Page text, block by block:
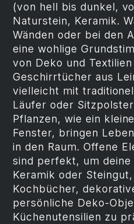
(von hell bis dunkel,
Naturstein, Keramik.
Wänden oder bei den
eine wohlige
von Deko und
Geschirrtücher aus
vielleicht mit
Läufer oder
Pflanzen, wie ein
Fenster, bringen
in den Raum. Offene
sind perfekt, um deine
Keramik oder
Kochbücher,
persönliche Deko-
Küchenutensilien zu